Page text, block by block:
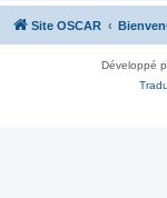
Site OSCAR
Développé